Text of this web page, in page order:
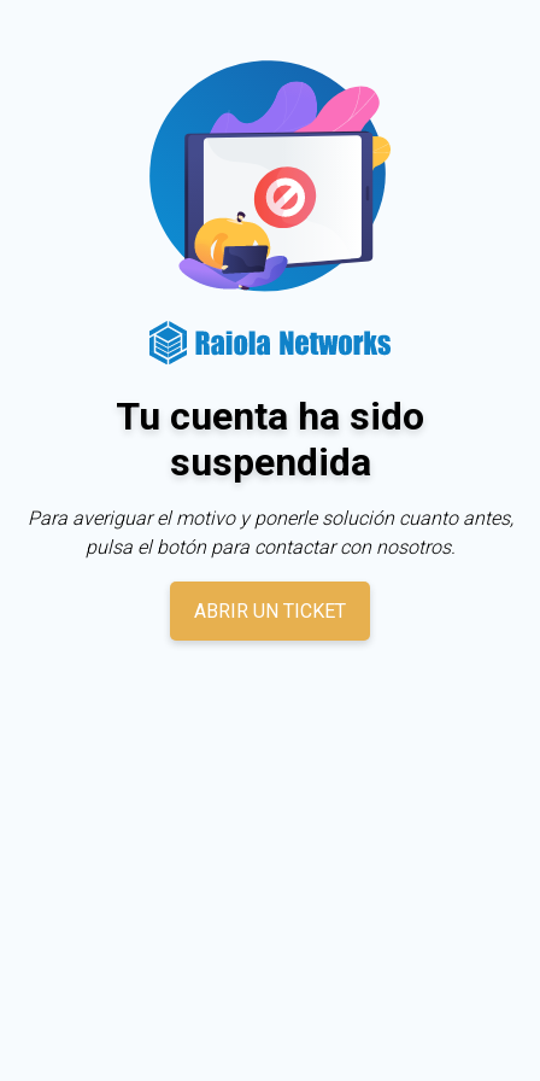
Tu cuenta ha sido
suspendida
Para averiguar el motivo y ponerle solución cuanto antes,
pulsa el botón para contactar con nosotros.
ABRIR UN TICKET